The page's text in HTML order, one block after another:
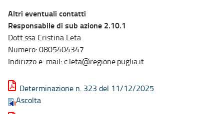
Altri eventuali contatti
Responsabile di sub azione 2.10.1
Dott.ssa Cristina Leta
Numero: 0805404347
Indirizzo e-mail: c.leta@regione.puglia.it
Determinazione n. 323 del 11/12/2025
Ascolta